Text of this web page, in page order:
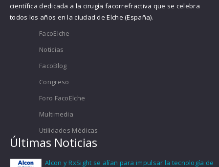
científica dedicada a la cirugía facorrefractiva que se celebra
todos los años en la ciudad de Elche (España).
FacoElche
Noticias
FacoBlog
Congreso
Foro FacoElche
Multimedia
Utilidades Médicas
Últimas Noticias
Alcon y RxSight se alían para impulsar la tecnología de